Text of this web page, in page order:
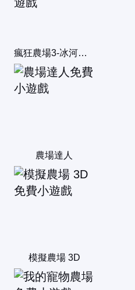
瘋狂農場3-冰河時期
農場達人
模擬農場 3D